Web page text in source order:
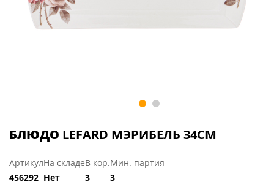
БЛЮДО LEFARD МЭРИБЕЛЬ 34СМ
Артикул
456292
На складе
Нет
В кор.
3
Мин. партия
3